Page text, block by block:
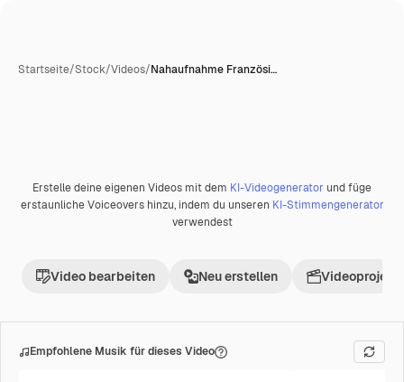
Startseite/Stock/Videos/Nahaufnahme Französi…
Premium
Erstelle deine eigenen Videos mit dem KI-Videogenerator und füge
erstaunliche Voiceovers hinzu, indem du unseren KI-Stimmengenerator
verwendest
Video bearbeiten Neu erstellen Videoprojekt
Empfohlene Musik für dieses Video